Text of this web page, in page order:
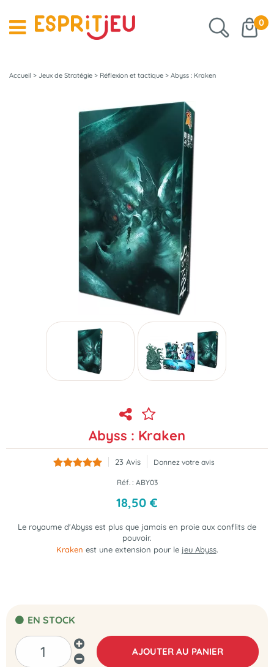
0
Accueil > Jeux de Stratégie > Réflexion et tactique > Abyss : Kraken
Abyss : Kraken
23 Avis Donnez votre avis
Réf. : ABY03
18,50 €
Le royaume d'Abyss est plus que jamais en proie aux conflits de
pouvoir.
Kraken est une extension pour le jeu Abyss.
EN STOCK
AJOUTER AU PANIER